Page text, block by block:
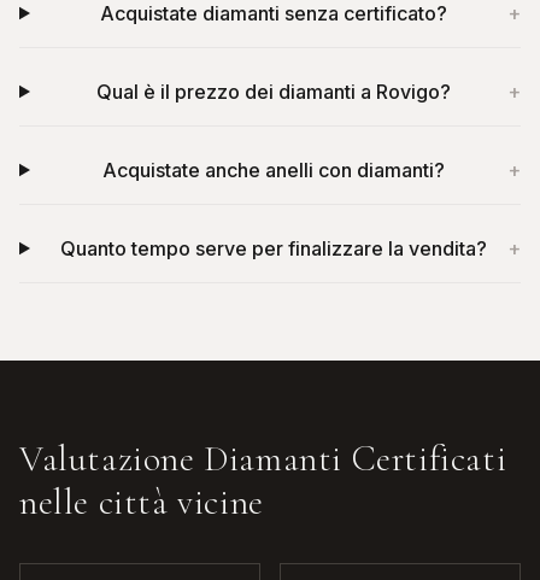
Acquistate diamanti senza certificato? +
Qual è il prezzo dei diamanti a Rovigo? +
Acquistate anche anelli con diamanti? +
Quanto tempo serve per finalizzare la vendita? +
Valutazione Diamanti Certificati
nelle città vicine